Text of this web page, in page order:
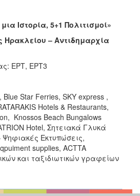
Ιστορία, 5+1 Πολιτισμοί»
– Αντιδημαρχία
ΕΡΤ, ΕΡΤ3
Blue Star Ferries, SKY express ,
Hotels & Restaurants,
Knossos Beach Bungalows
Hotel, Σητειακά Γλυκά
Εκτυπώσεις,
supplies, ACTTA
και ταξιδιωτικών γραφείων